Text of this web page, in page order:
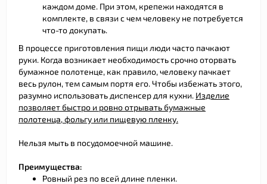
каждом доме. При этом, крепежи находятся в
комплекте, в связи с чем человеку не потребуется
что-то докупать.
В процессе приготовления пищи люди часто пачкают
руки. Когда возникает необходимость срочно оторвать
бумажное полотенце, как правило, человеку пачкает
весь рулон, тем самым портя его. Чтобы избежать этого,
разумно использовать диспенсер для кухни. Изделие
позволяет быстро и ровно отрывать бумажные
полотенца, фольгу или пищевую пленку.
Нельзя мыть в посудомоечной машине.
Преимущества:
Ровный рез по всей длине пленки.